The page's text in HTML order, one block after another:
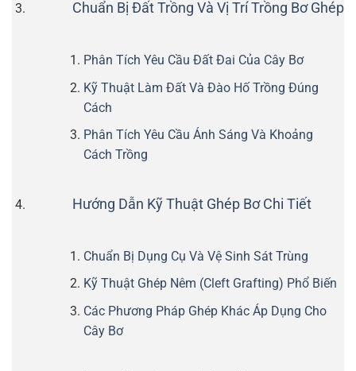
Chuẩn Bị Đất Trồng Và Vị Trí Trồng Bơ Ghép
Phân Tích Yêu Cầu Đất Đai Của Cây Bơ
Kỹ Thuật Làm Đất Và Đào Hố Trồng Đúng
Cách
Phân Tích Yêu Cầu Ánh Sáng Và Khoảng
Cách Trồng
Hướng Dẫn Kỹ Thuật Ghép Bơ Chi Tiết
Chuẩn Bị Dụng Cụ Và Vệ Sinh Sát Trùng
Kỹ Thuật Ghép Nêm (Cleft Grafting) Phổ Biến
Các Phương Pháp Ghép Khác Áp Dụng Cho
Cây Bơ